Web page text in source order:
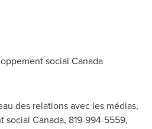
social Canada
des relations avec les médias,
Canada, 819-994-5559,